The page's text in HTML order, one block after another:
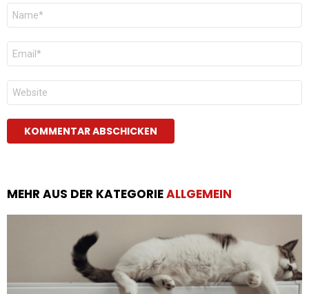
Name
E-
Mail
*
Website
MEHR AUS DER KATEGORIEALLGEMEIN